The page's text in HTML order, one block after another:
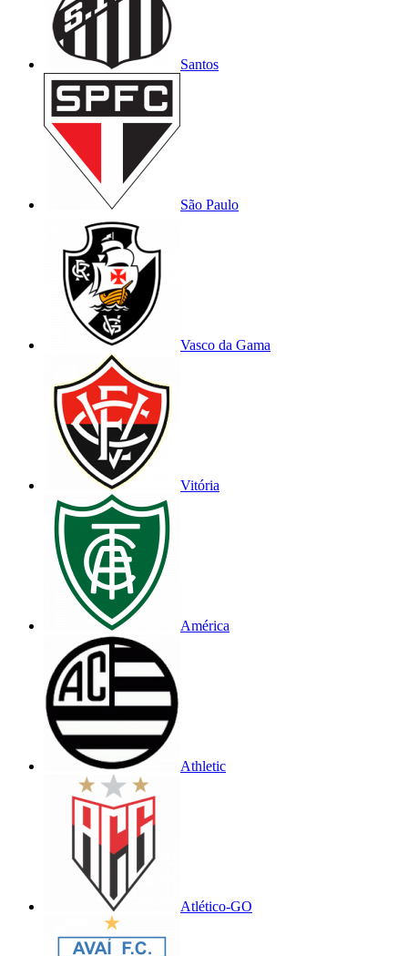
Santos
São Paulo
Vasco da Gama
Vitória
América
Athletic
Atlético-GO